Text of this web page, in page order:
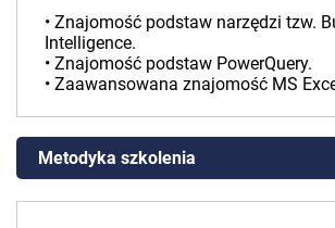
• Znajomość podstaw narzędzi tzw.
Intelligence.
• Znajomość podstaw PowerQuery.
• Zaawansowana znajomość MS
Metodyka szkolenia